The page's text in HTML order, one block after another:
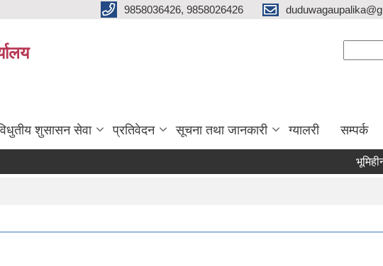
9858036426, 9858026426
शुसासन सेवा प्रतिवेदन सूचना तथा जानकारी ग्यालरी सम्पर्क
भूमिहीन